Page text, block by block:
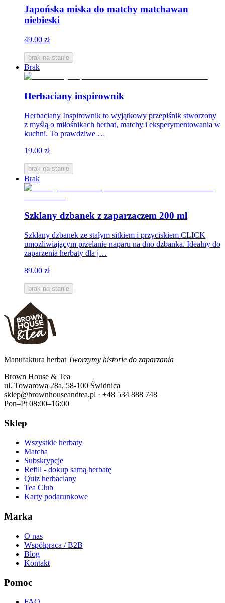
Japońska miska do matchy matchawan
niebieski
49.00 zł
brak na stanie
Brak
Herbaciany inspirownik
Herbaciany Inspirownik to wyjątkowy przepiśnik stworzony
z myślą o miłośnikach herbat, matchy i eksperymentowania w
kuchni. To prawdziwe …
19.00 zł
brak na stanie
Brak
Szklany dzbanek z zaparzaczem 200 ml
Szklany dzbanek ze stałym sitkiem i przyciskiem CLICK
umożliwiającym przelanie naparu na dno dzbanka. Idealny do
zaparzenia herbaty dla j…
89.00 zł
brak na stanie
Manufaktura herbat Tworzymy historie do zaparzania
Brown House & Tea
ul. Towarowa 28a, 58-100 Świdnica
sklep@brownhouseandtea.pl · +48 534 888 748
Pon–Pt 08:00–16:00
Sklep
Wszystkie herbaty
Matcha
Subskrypcje
Refill - dokup samą herbatę
Quiz herbaciany
Tea Club
Karty podarunkowe
Marka
O nas
Współpraca / B2B
Blog
Kontakt
Pomoc